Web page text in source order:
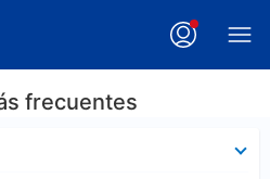
frecuentes